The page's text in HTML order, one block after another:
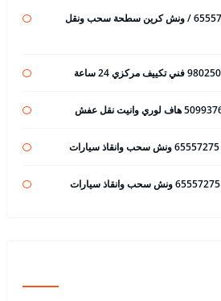
ونش ابو حليفة رقم / 65557275 / ونش كرين سطحة سحب ونقل